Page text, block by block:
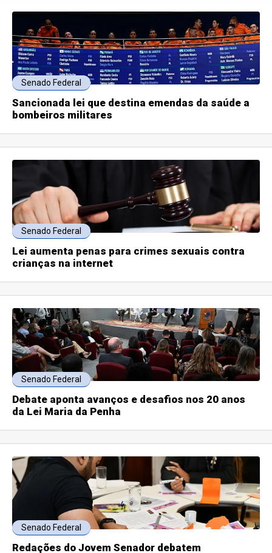
Senado Federal
Sancionada lei que destina emendas da saúde a
bombeiros militares
Senado Federal
Lei aumenta penas para crimes sexuais contra
crianças na internet
Senado Federal
Debate aponta avanços e desafios nos 20 anos
da Lei Maria da Penha
Senado Federal
Redações do Jovem Senador debatem